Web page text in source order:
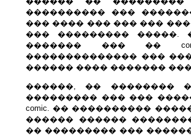
���������� ���
��� ���� ��� ��� ���
��� ��������� �����.
������� ��� ��
�������������� ���
������ ���� �������
������, �� ��������
��������� ��� ���
comic. �� ����������
������ ������
�� ��������� ���